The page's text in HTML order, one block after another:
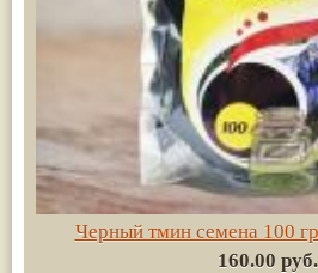
Черный тмин семена 100
160.00 руб.